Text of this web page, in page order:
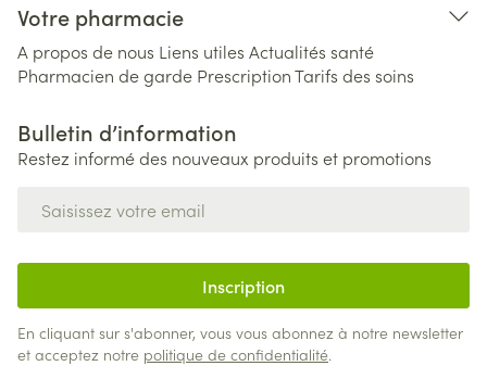
Votre pharmacie
A propos de nous Liens utiles Actualités santé
Pharmacien de garde PrescriptionTarifs des soins
Bulletin d’information
Restez informé des nouveaux produits et promotions
Inscription
En cliquant sur s'abonner, vous vous abonnez à notre newsletter
et acceptez notre politique de confidentialité.